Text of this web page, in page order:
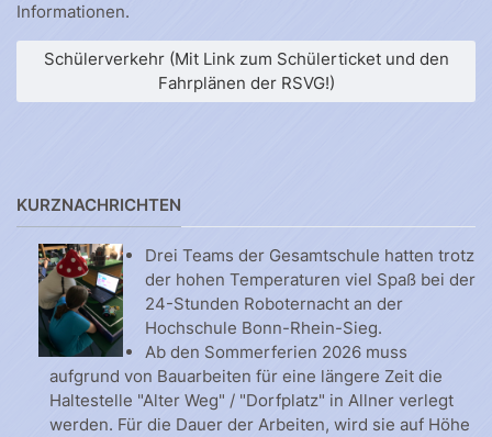
Informationen.
Schülerverkehr (Mit Link zum Schülerticket und den
Fahrplänen der RSVG!)
KURZNACHRICHTEN
Drei Teams der Gesamtschule hatten trotz
der hohen Temperaturen viel Spaß bei der
24-Stunden Roboternacht an der
Hochschule Bonn-Rhein-Sieg.
Ab den Sommerferien 2026 muss
aufgrund von Bauarbeiten für eine längere Zeit die
Haltestelle "Alter Weg" / "Dorfplatz" in Allner verlegt
werden. Für die Dauer der Arbeiten, wird sie auf Höhe